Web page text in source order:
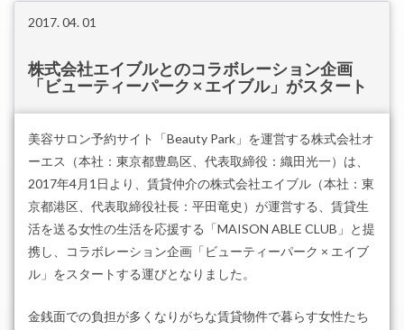
2017. 04. 01
株式会社エイブルとのコラボレーション企画
「ビューティーパーク × エイブル」がスタート
美容サロン予約サイト「Beauty Park」を運営する株式会社オ
ーエス（本社：東京都豊島区、代表取締役：織田光一）は、
2017年4月1日より、賃貸仲介の株式会社エイブル（本社：東
京都港区、代表取締役社長：平田竜史）が運営する、賃貸生
活を送る女性の生活を応援する「MAISON ABLE CLUB」と提
携し、コラボレーション企画「ビューティーパーク × エイブ
ル」をスタートする運びとなりました。
金銭面での負担が多くなりがちな賃貸物件で暮らす女性たち